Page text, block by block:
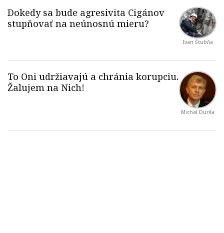
Ivan Štubňa
Michal Durila